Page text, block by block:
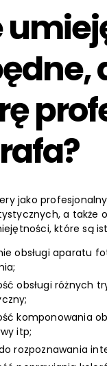
jako
a także
które są
obsługi aparatu
obsługi różnych
komponowania
itp;
rozpoznawania